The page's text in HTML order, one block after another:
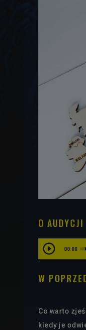
O AUDYCJI
00:00
W
Co warto
kiedy je